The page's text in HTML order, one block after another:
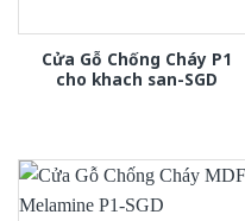
Cửa Gỗ Chống Cháy P1
cho khach san-SGD